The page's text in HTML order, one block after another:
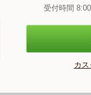
受付時間
カ